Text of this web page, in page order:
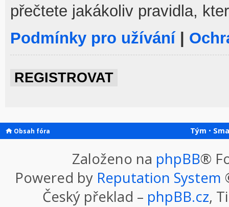
přečtete jakákoliv pravidla,
Podmínky pro užívání|
REGISTROVAT
Obsah fóra Tým •
Založeno na phpBB®
Powered by Reputation System
Český překlad – phpBB.cz,